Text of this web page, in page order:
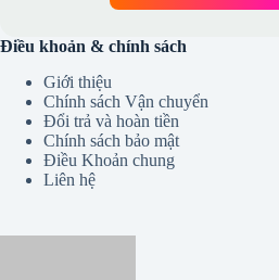
Điều khoản & chính sách
Giới thiệu
Chính sách Vận chuyển
Đổi trả và hoàn tiền
Chính sách bảo mật
Điều Khoản chung
Liên hệ